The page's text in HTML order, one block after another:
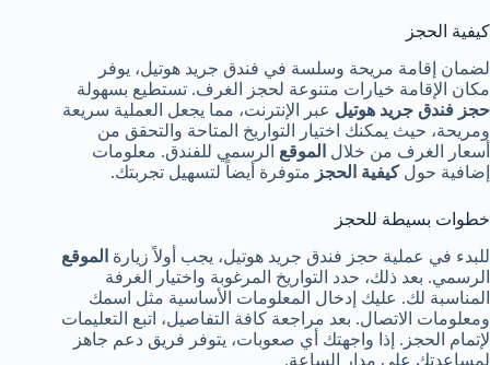
كيفية الحجز
لضمان إقامة مريحة وسلسة في فندق جريد هوتيل، يوفر
مكان الإقامة خيارات متنوعة لحجز الغرف. تستطيع بسهولة
حجز فندق جريد هوتيل عبر الإنترنت، مما يجعل العملية سريعة
ومريحة، حيث يمكنك اختيار التواريخ المتاحة والتحقق من
أسعار الغرف من خلال الموقع الرسمي للفندق. معلومات
إضافية حولكيفية الحجز متوفرة أيضاً لتسهيل تجربتك.
خطوات بسيطة للحجز
للبدء في عملية حجز فندق جريد هوتيل، يجب أولاً زيارة الموقع
الرسمي. بعد ذلك، حدد التواريخ المرغوبة واختيار الغرفة
المناسبة لك. عليك إدخال المعلومات الأساسية مثل اسمك
ومعلومات الاتصال. بعد مراجعة كافة التفاصيل، اتبع التعليمات
لإتمام الحجز. إذا واجهتك أي صعوبات، يتوفر فريق دعم جاهز
لمساعدتك على مدار الساعة.